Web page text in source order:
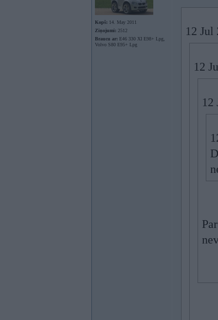
Kopš: 14. May 2011
Ziņojumi: 2512
Braucu ar: E46 330 XI E98+ Lpg,
Volvo S80 E95+ Lpg
12 Jul
12
12